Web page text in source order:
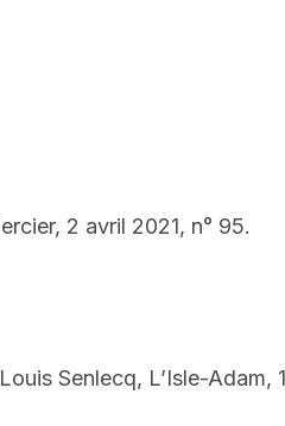
2 avril 2021, n° 95.
Senlecq, L’Isle-Adam,